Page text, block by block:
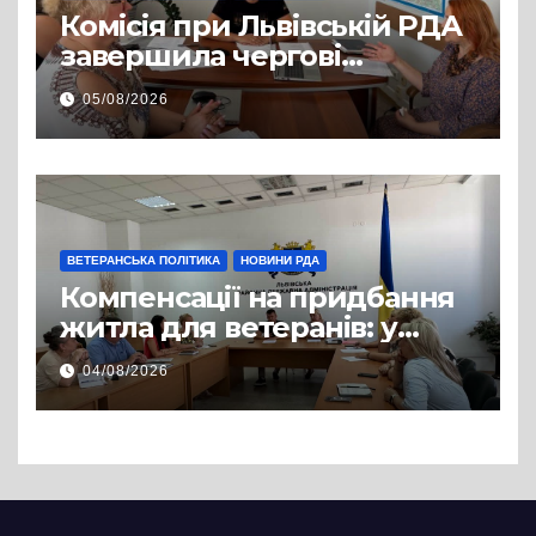
Комісія при Львівській РДА
завершила чергові
співбесіди та
рекомендувала кандидатів
на посади фахівців із
супроводу
05/08/2026
ВЕТЕРАНСЬКА ПОЛІТИКА НОВИНИ РДА
Компенсації на придбання
житла для ветеранів: у
Львівській РДА розглянули
нові заяви
04/08/2026